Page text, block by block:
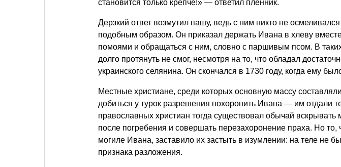
становится только крепче!» — ответил пленник.
Дерзкий ответ возмутил пашу, ведь с ним никто не
подобным образом. Он приказал держать Ивана в хлеву
помоями и обращаться с ним, словно с паршивым псом. В
долго протянуть не смог, несмотря на то, что обладал
украинского селянина. Он скончался в 1730 году, когда ему
Местные христиане, среди которых основную массу
добиться у турок разрешения похоронить Ивана — им отдали
православных христиан тогда существовал обычай вскрывать
после погребения и совершать перезахоронение праха. Но то,
могиле Ивана, заставило их застыть в изумлении: на теле не
признака разложения.